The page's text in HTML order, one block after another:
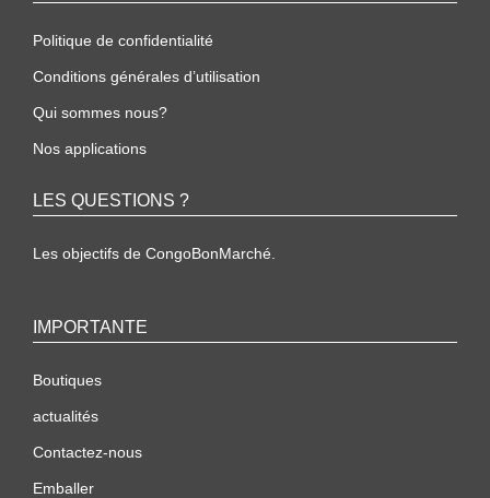
Politique de confidentialité
Conditions générales d’utilisation
Qui sommes nous?
Nos applications
LES QUESTIONS ?
Les objectifs de CongoBonMarché.
IMPORTANTE
Boutiques
actualités
Contactez-nous
Emballer